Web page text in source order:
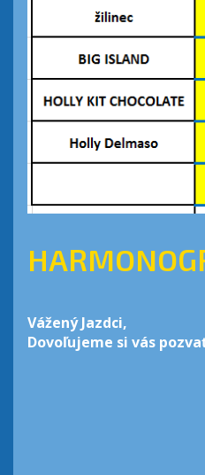
Vážený Jazdci,
Dovoľujeme si vás